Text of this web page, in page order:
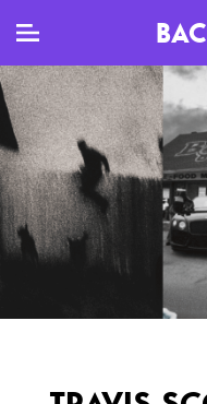
TV
Clips
Live